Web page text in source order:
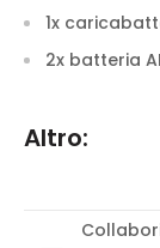
1x
2x batteria
Altro: